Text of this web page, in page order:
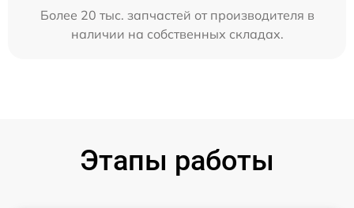
Более 20 тыс. запчастей от производителя в
наличии на собственных складах.
Этапы работы